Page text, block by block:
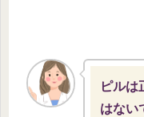
ピルは
はない